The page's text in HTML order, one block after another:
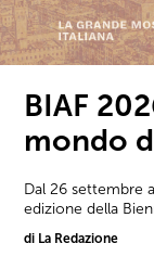
BIAF
mondo
Dal 26 settembre
edizione della
di La Redazione